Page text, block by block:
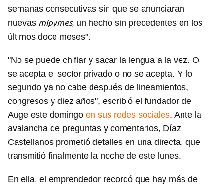
semanas consecutivas sin que se anunciaran
nuevas mipymes, un hecho sin precedentes en los
últimos doce meses".
"No se puede chiflar y sacar la lengua a la vez. O
se acepta el sector privado o no se acepta. Y lo
segundo ya no cabe después de lineamientos,
congresos y diez años", escribió el fundador de
Auge este domingo en sus redes sociales. Ante la
avalancha de preguntas y comentarios, Díaz
Castellanos prometió detalles en una directa, que
transmitió finalmente la noche de este lunes.
En ella, el emprendedor recordó que hay más de